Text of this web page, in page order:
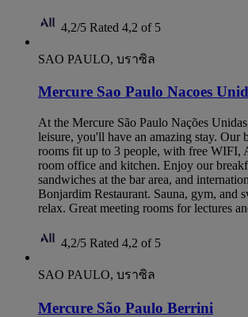
4,2/5 Rated 4,2 of 5
SAO PAULO, บราซิล
Mercure Sao Paulo Nacoes
At the Mercure São Paulo Nações
leisure, you'll have an amazing stay. Our
rooms fit up to 3 people, with free WIFI,
room office and kitchen. Enjoy our
sandwiches at the bar area, and
Bonjardim Restaurant. Sauna, gym, and
relax. Great meeting rooms for lectures
4,2/5 Rated 4,2 of 5
SAO PAULO, บราซิล
Mercure São Paulo Berrini